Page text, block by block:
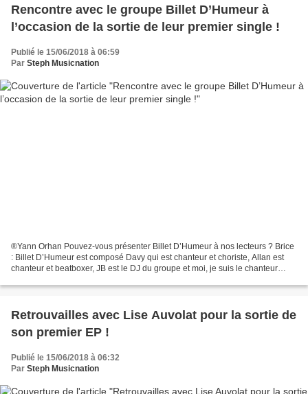
Rencontre avec le groupe Billet D’Humeur à
l’occasion de la sortie de leur premier single !
Publié le 15/06/2018 à 06:59
Par Steph Musicnation
®Yann Orhan Pouvez-vous présenter Billet D’Humeur à nos lecteurs ? Brice
: Billet D’Humeur est composé Davy qui est chanteur et choriste, Allan est
chanteur et beatboxer, JB est le DJ du groupe et moi, je suis le chanteur
Retrouvailles avec Lise Auvolat pour la sortie de
son premier EP !
Publié le 15/06/2018 à 06:32
Par Steph Musicnation